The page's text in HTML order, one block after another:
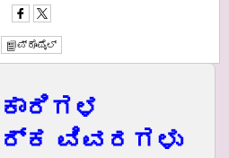
ಪ್ರೊಫೈಲ್
ವಿವರಗಳು